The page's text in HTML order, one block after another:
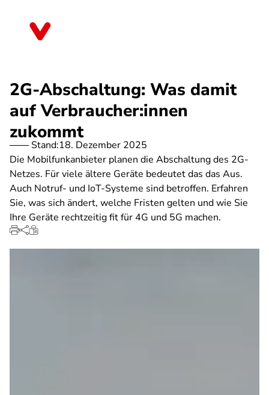
2G-Abschaltung: Was damit
auf Verbraucher:innen
zukommt
Stand:18. Dezember 2025
Die Mobilfunkanbieter planen die Abschaltung des 2G-
Netzes. Für viele ältere Geräte bedeutet das das Aus.
Auch Notruf- und IoT-Systeme sind betroffen. Erfahren
Sie, was sich ändert, welche Fristen gelten und wie Sie
Ihre Geräte rechtzeitig fit für 4G und 5G machen.